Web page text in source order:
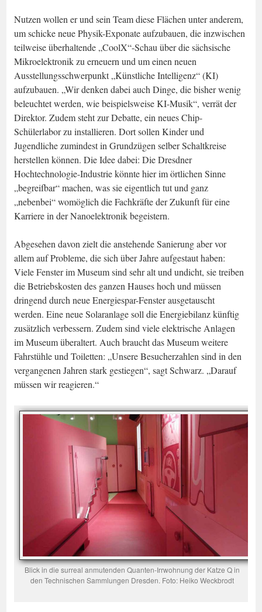
Nutzen wollen er und sein Team diese Flächen unter anderem,
um schicke neue Physik-Exponate aufzubauen, die inzwischen
teilweise überhaltende „CoolX“-Schau über die sächsische
Mikroelektronik zu erneuern und um einen neuen
Ausstellungsschwerpunkt „Künstliche Intelligenz“ (KI)
aufzubauen. „Wir denken dabei auch Dinge, die bisher wenig
beleuchtet werden, wie beispielsweise KI-Musik“, verrät der
Direktor. Zudem steht zur Debatte, ein neues Chip-
Schülerlabor zu installieren. Dort sollen Kinder und
Jugendliche zumindest in Grundzügen selber Schaltkreise
herstellen können. Die Idee dabei: Die Dresdner
Hochtechnologie-Industrie könnte hier im örtlichen Sinne
„begreifbar“ machen, was sie eigentlich tut und ganz
„nebenbei“ womöglich die Fachkräfte der Zukunft für eine
Karriere in der Nanoelektronik begeistern.
Abgesehen davon zielt die anstehende Sanierung aber vor
allem auf Probleme, die sich über Jahre aufgestaut haben:
Viele Fenster im Museum sind sehr alt und undicht, sie treiben
die Betriebskosten des ganzen Hauses hoch und müssen
dringend durch neue Energiespar-Fenster ausgetauscht
werden. Eine neue Solaranlage soll die Energiebilanz künftig
zusätzlich verbessern. Zudem sind viele elektrische Anlagen
im Museum überaltert. Auch braucht das Museum weitere
Fahrstühle und Toiletten: „Unsere Besucherzahlen sind in den
vergangenen Jahren stark gestiegen“, sagt Schwarz. „Darauf
müssen wir reagieren.“
Blick in die surreal anmutenden Quanten-Irrwohnung der Katze Q in
den Technischen Sammlungen Dresden. Foto: Heiko Weckbrodt